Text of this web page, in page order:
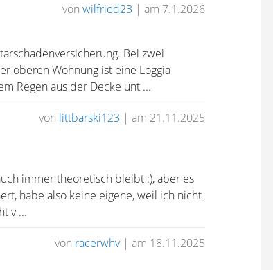
von wilfried23 | am 7.1.2026
Bei zwei
oberen Wohnung ist eine Loggia
Regen aus der Decke unt ...
von littbarski123 | am 21.11.2025
immer theoretisch bleibt :), aber es
habe also keine eigene, weil ich nicht
v ...
von racerwhv | am 18.11.2025